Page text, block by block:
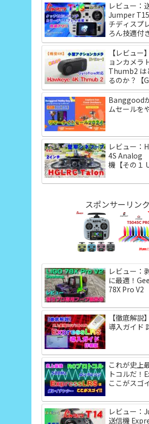
レビュー：
Jumper
チディスプ
ろん技適付
【レビュー
ョンカメラ
Thumb2 は
るのか？【
応】
Banggood
ムセールを
レビュー：
4S Analog
機【その１
スポンサーリンク
レビュー：
に最適！
78X Pro V2
【徹底解説
導入ガイド
これが史上
トコルだ！
ここがスゴ
レビュー：
送信機